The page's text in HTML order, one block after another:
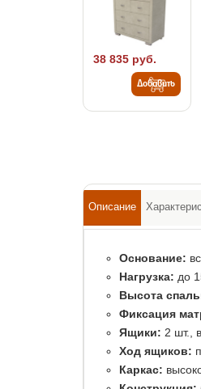
38 835 руб.
Добавить
Описание
Основание:
Нагрузка: до
Высота
Фиксация
Ящики: 2 шт.,
Ход ящиков:
Каркас: